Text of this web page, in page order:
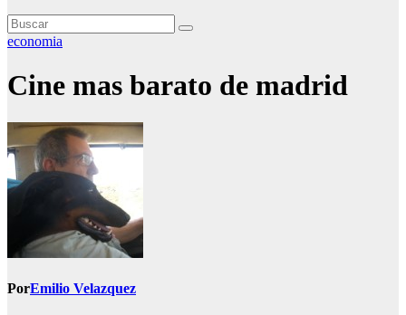
economia
Cine mas barato de madrid
PorEmilio Velazquez